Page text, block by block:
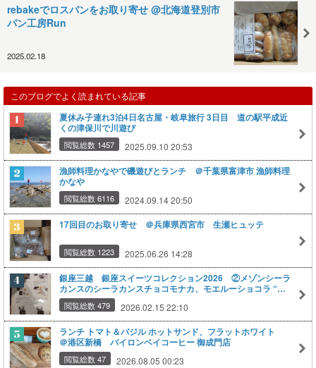
rebakeでロスパンをお取り寄せ @北海道登別市
パン工房Run
2025.02.18
このブログでよく読まれている記事
夏休み子連れ3泊4日名古屋・岐阜旅行 3日目 道の駅平成近
くの津保川で川遊び
閲覧総数 1457 2025.09.10 20:53
漁師料理かなやで磯遊びとランチ ＠千葉県富津市 漁師料理
かなや
閲覧総数 6116 2024.09.14 20:50
17回目のお取り寄せ ＠兵庫県西宮市 生瀬ヒュッテ
閲覧総数 1223 2025.06.26 14:28
銀座三越 銀座スイーツコレクション2026 ②メゾンシーラ
カンスのシーラカンスチョコモナカ、モエルーショコラ “ゴ
リラ”
閲覧総数 479 2026.02.15 22:10
ランチ トマト＆バジル ホットサンド、フラットホワイト
＠港区新橋 バイロンベイコーヒー 御成門店
閲覧総数 47 2026.08.05 00:23